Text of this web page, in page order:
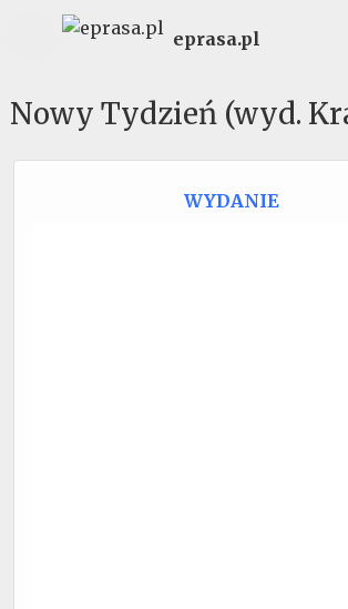
eprasa.pl
Nowy Tydzień (wyd.
WYDANIE